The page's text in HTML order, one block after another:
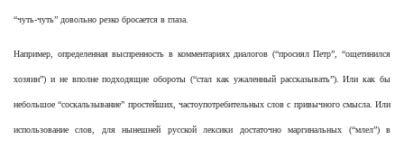
“чуть-чуть” довольно резко бросается в глаза.
Например, определенная выспренность в комментариях диалогов (“просиял Петр”, “ощетинился
хозяин”) и не вполне подходящие обороты (“стал как ужаленный рассказывать”). Или как бы
небольшое “соскальзывание” простейших, частоупотребительных слов с привычного смысла. Или
использование слов, для нынешней русской лексики достаточно маргинальных (“млел”) в